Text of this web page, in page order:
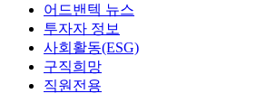
어드밴텍 뉴스
투자자 정보
사회활동(ESG)
구직희망
직원전용